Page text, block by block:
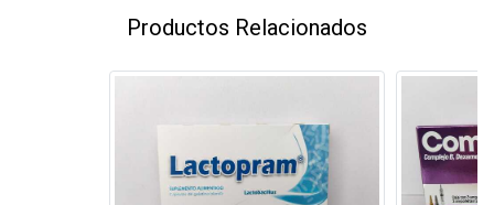
Productos Relacionados